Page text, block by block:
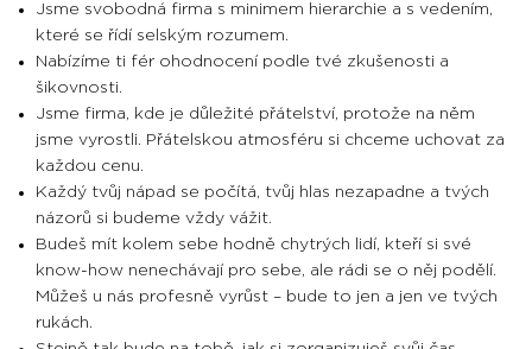
Jsme svobodná firma s minimem hierarchie a s vedením,
které se řídí selským rozumem.
Nabízíme ti fér ohodnocení podle tvé zkušenosti a
šikovnosti.
Jsme firma, kde je důležité přátelství, protože na něm
jsme vyrostli. Přátelskou atmosféru si chceme uchovat za
každou cenu.
Každý tvůj nápad se počítá, tvůj hlas nezapadne a tvých
názorů si budeme vždy vážit.
Budeš mít kolem sebe hodně chytrých lidí, kteří si své
know-how nenechávají pro sebe, ale rádi se o něj podělí.
Můžeš u nás profesně vyrůst – bude to jen a jen ve tvých
rukách.